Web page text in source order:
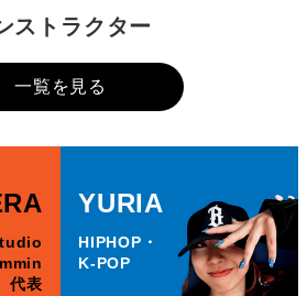
ストラクター
一覧を見る
代表
YURIA
HIPHOP・
K-POP